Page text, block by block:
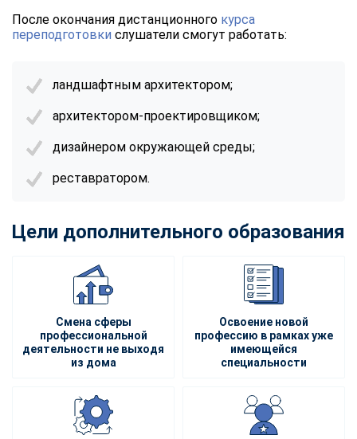
После окончания дистанционного курса
переподготовки слушатели смогут работать:
ландшафтным архитектором;
архитектором-проектировщиком;
дизайнером окружающей среды;
реставратором.
Цели дополнительного образования
Смена сферы
профессиональной
деятельности не выходя
из дома
Освоение новой
профессию в рамках уже
имеющейся
специальности